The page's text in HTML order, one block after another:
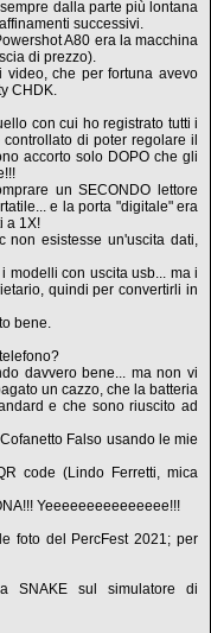
dalla parte più lontana
successivi.
A80 era la macchina
di prezzo).
che per fortuna avevo
CHDK.
con cui ho registrato tutti i
di poter regolare il
accorto solo DOPO che gli
un SECONDO lettore
e la porta "digitale" era
a 1X!
non esistesse un'uscita dati,
modelli con uscita usb... ma i
quindi per convertirli in
bene.
davvero bene... ma non vi
un cazzo, che la batteria
e che sono riuscito ad
Falso usando le mie
code (Lindo Ferretti, mica
Yeeeeeeeeeeeeeee!!!
foto del PercFest 2021; per
SNAKE sul simulatore di